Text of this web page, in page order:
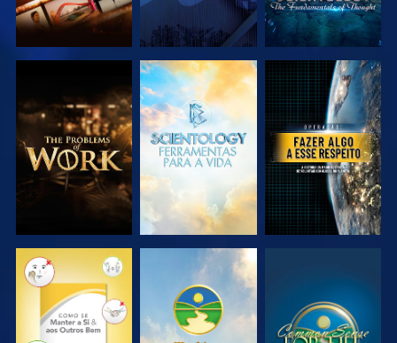
EXPLORAR A
SÉRIE
EXPLORAR A
SÉRIE
VER
VER VER VER